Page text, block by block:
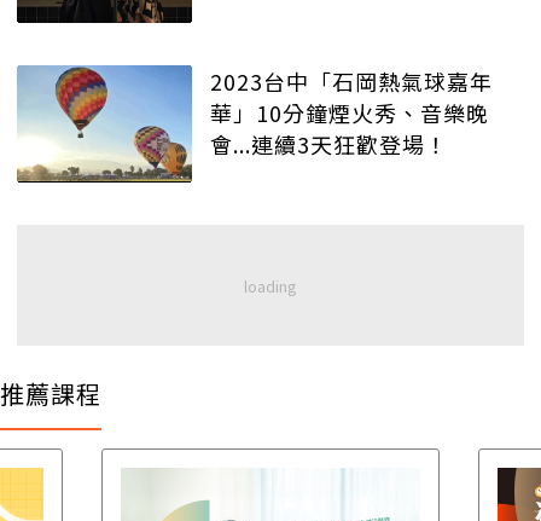
2023台中「石岡熱氣球嘉年
華」10分鐘煙火秀、音樂晚
會...連續3天狂歡登場！
推薦課程